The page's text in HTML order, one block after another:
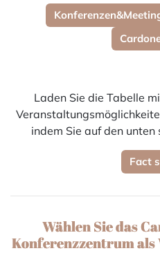
Laden Sie die Tabelle
indem Sie auf den unten
Fact
Wählen Sie das
Konferenzzentrum